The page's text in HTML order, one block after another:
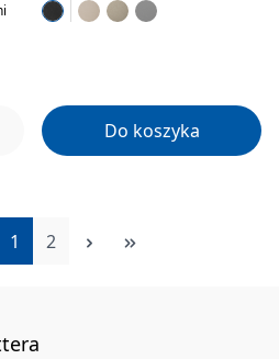
Do koszyka
Strona
1 Strona
2